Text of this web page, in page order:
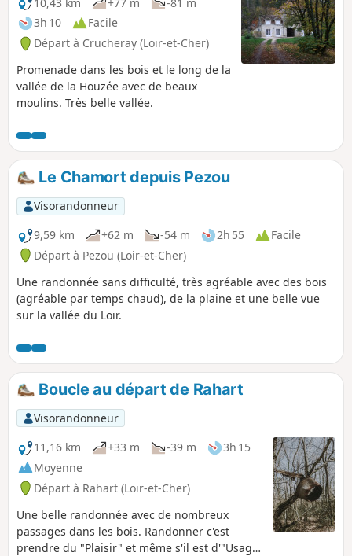
3h 10
Facile
Départ à Crucheray (Loir-et-Cher)
Promenade dans les bois et le long de la
vallée de la Houzée avec de beaux
moulins. Très belle vallée.
Le Chamort depuis Pezou
Visorandonneur
9,59 km
+62 m -54 m 2h 55
Facile
Départ à Pezou (Loir-et-Cher)
Une randonnée sans difficulté, très agréable avec des bois
(agréable par temps chaud), de la plaine et une belle vue
sur la vallée du Loir.
Boucle au départ de Rahart
Visorandonneur
11,16 km
+33 m -39 m
3h 15
Moyenne
Départ à Rahart (Loir-et-Cher)
Une belle randonnée avec de nombreux
passages dans les bois. Randonner c'est
prendre du "Plaisir" et même s'il est d'"Usage